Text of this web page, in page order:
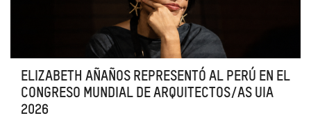
ELIZABETH AÑAÑOS REPRESENTÓ AL PERÚ EN EL
CONGRESO MUNDIAL DE ARQUITECTOS/AS UIA
2026